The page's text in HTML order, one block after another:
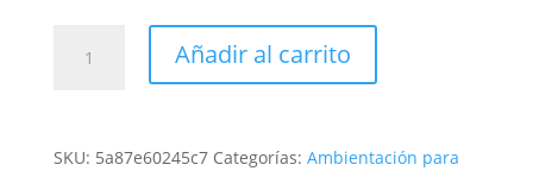
Añadir al carrito
SKU: 5a87e60245c7 Categorías: Ambientación para